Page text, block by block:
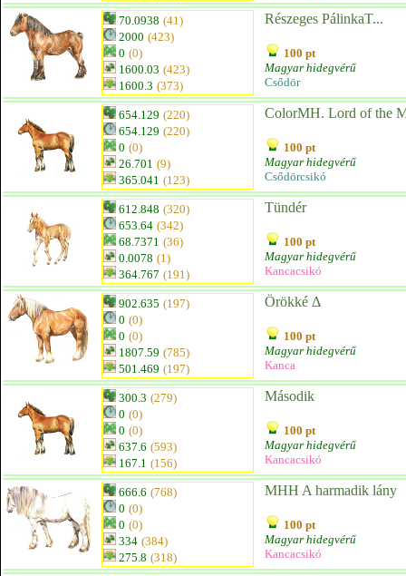
70.0938 (41)
2000 (423)
0 (0)
1600.03 (423)
1600.3 (373)
Részeges PálinkaT...
100 pt
Magyar hidegvérű
Csődör
654.129 (220)
654.129 (220)
0 (0)
26.701 (9)
365.041 (123)
ColorMH. Lord of the
100 pt
Magyar hidegvérű
Csődörcsikó
612.848 (320)
653.64 (342)
68.7371 (36)
0.0078 (1)
364.767 (191)
Tündér
100 pt
Magyar hidegvérű
Kancacsikó
902.635 (197)
0 (0)
0 (0)
1807.59 (785)
501.469 (197)
Örökké Δ
100 pt
Magyar hidegvérű
Kanca
300.3 (279)
0 (0)
0 (0)
637.6 (593)
167.1 (156)
Második
100 pt
Magyar hidegvérű
Kancacsikó
666.6 (768)
0 (0)
0 (0)
334 (384)
275.8 (318)
MHH A harmadik lány
100 pt
Magyar hidegvérű
Kancacsikó